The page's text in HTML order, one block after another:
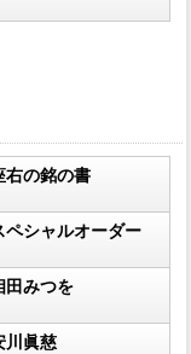
右の銘の書
ペシャルオーダー
田みつを
川眞慈